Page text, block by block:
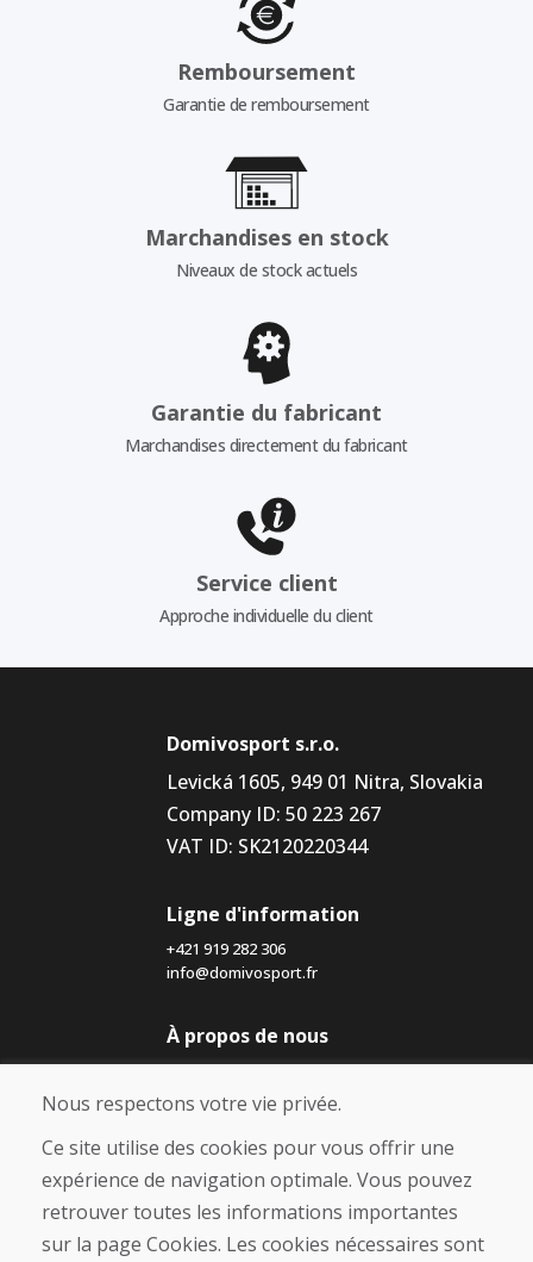
Remboursement
Garantie de remboursement
Marchandises en stock
Niveaux de stock actuels
Garantie du fabricant
Marchandises directement du fabricant
Service client
Approche individuelle du client
Domivosport s.r.o.
Levická 1605, 949 01 Nitra, Slovakia
Company ID: 50 223 267
VAT ID: SK2120220344
Ligne d'information
+421 919 282 306
info@domivosport.fr
À propos de nous
Blog
À propos de nous
Boutique
Contact
Achat
Boutique en ligne
Nous respectons votre vie privée.
Ce site utilise des cookies pour vous offrir une
expérience de navigation optimale. Vous pouvez
retrouver toutes les informations importantes
sur la page Cookies. Les cookies nécessaires sont